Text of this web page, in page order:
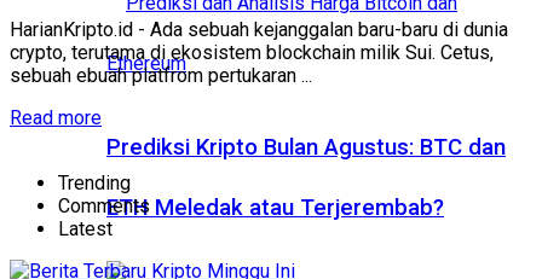
Prediksi Kripto Bulan Agustus: BTC dan
ETH Meledak atau Terjerembab?
HarianKripto.id - Ada sebuah kejanggalan baru-baru di dunia
crypto, terutama di ekosistem blockchain milik Sui. Cetus,
sebuah ebuah platfrom pertukaran ...
Read more
Trending
Comments
Latest